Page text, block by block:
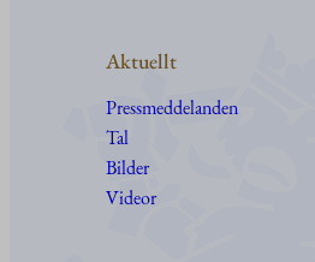
Aktuellt
Pressmeddelanden
Tal
Bilder
Videor